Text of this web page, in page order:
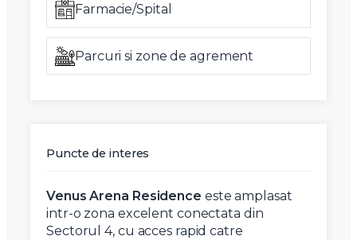
Farmacie/Spital
Parcuri si zone de agrement
Puncte de interes
Venus Arena Residence este amplasat
intr-o zona excelent conectata din
Sectorul 4, cu acces rapid catre